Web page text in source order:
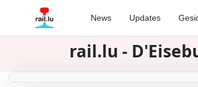
News Updates
rail.lu -